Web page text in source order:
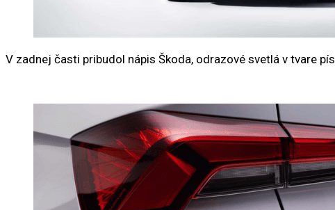
V zadnej časti pribudol nápis Škoda, odrazové svetlá v tvare